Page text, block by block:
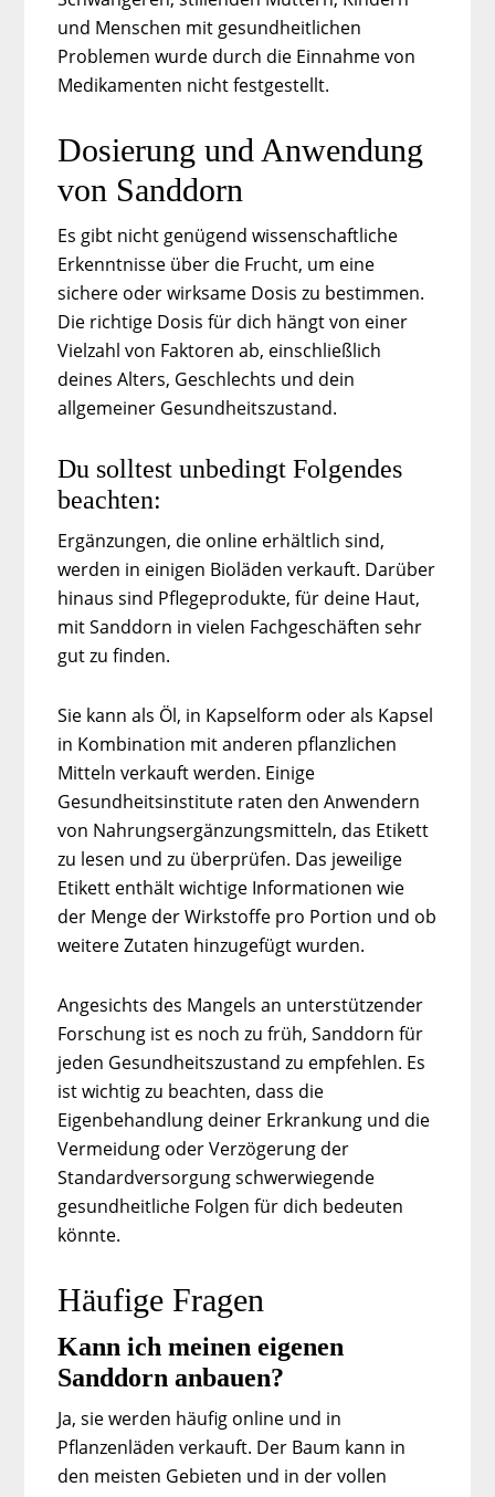
und Menschen mit gesundheitlichen
Problemen wurde durch die Einnahme von
Medikamenten nicht festgestellt.
Dosierung und Anwendung
von Sanddorn
Es gibt nicht genügend wissenschaftliche
Erkenntnisse über die Frucht, um eine
sichere oder wirksame Dosis zu bestimmen.
Die richtige Dosis für dich hängt von einer
Vielzahl von Faktoren ab, einschließlich
deines Alters, Geschlechts und dein
allgemeiner Gesundheitszustand.
Du solltest unbedingt Folgendes
beachten:
Ergänzungen, die online erhältlich sind,
werden in einigen Bioläden verkauft. Darüber
hinaus sind Pflegeprodukte, für deine Haut,
mit Sanddorn in vielen Fachgeschäften sehr
gut zu finden.
Sie kann als Öl, in Kapselform oder als Kapsel
in Kombination mit anderen pflanzlichen
Mitteln verkauft werden. Einige
Gesundheitsinstitute raten den Anwendern
von Nahrungsergänzungsmitteln, das Etikett
zu lesen und zu überprüfen. Das jeweilige
Etikett enthält wichtige Informationen wie
der Menge der Wirkstoffe pro Portion und ob
weitere Zutaten hinzugefügt wurden.
Angesichts des Mangels an unterstützender
Forschung ist es noch zu früh, Sanddorn für
jeden Gesundheitszustand zu empfehlen. Es
ist wichtig zu beachten, dass die
Eigenbehandlung deiner Erkrankung und die
Vermeidung oder Verzögerung der
Standardversorgung schwerwiegende
gesundheitliche Folgen für dich bedeuten
könnte.
Häufige Fragen
Kann ich meinen eigenen
Sanddorn anbauen?
Ja, sie werden häufig online und in
Pflanzenläden verkauft. Der Baum kann in
den meisten Gebieten und in der vollen